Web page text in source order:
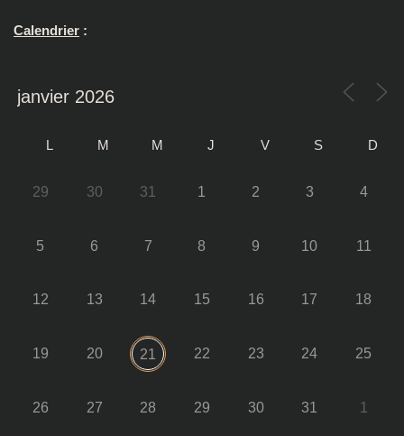
Calendrier :
L M M J V S D
29 30 31 1 2 3 4
5 6 7 8 9 10 11
12 13 14 15 16 17 18
19 20 21 22 23 24 25
26 27 28 29 30 31 1